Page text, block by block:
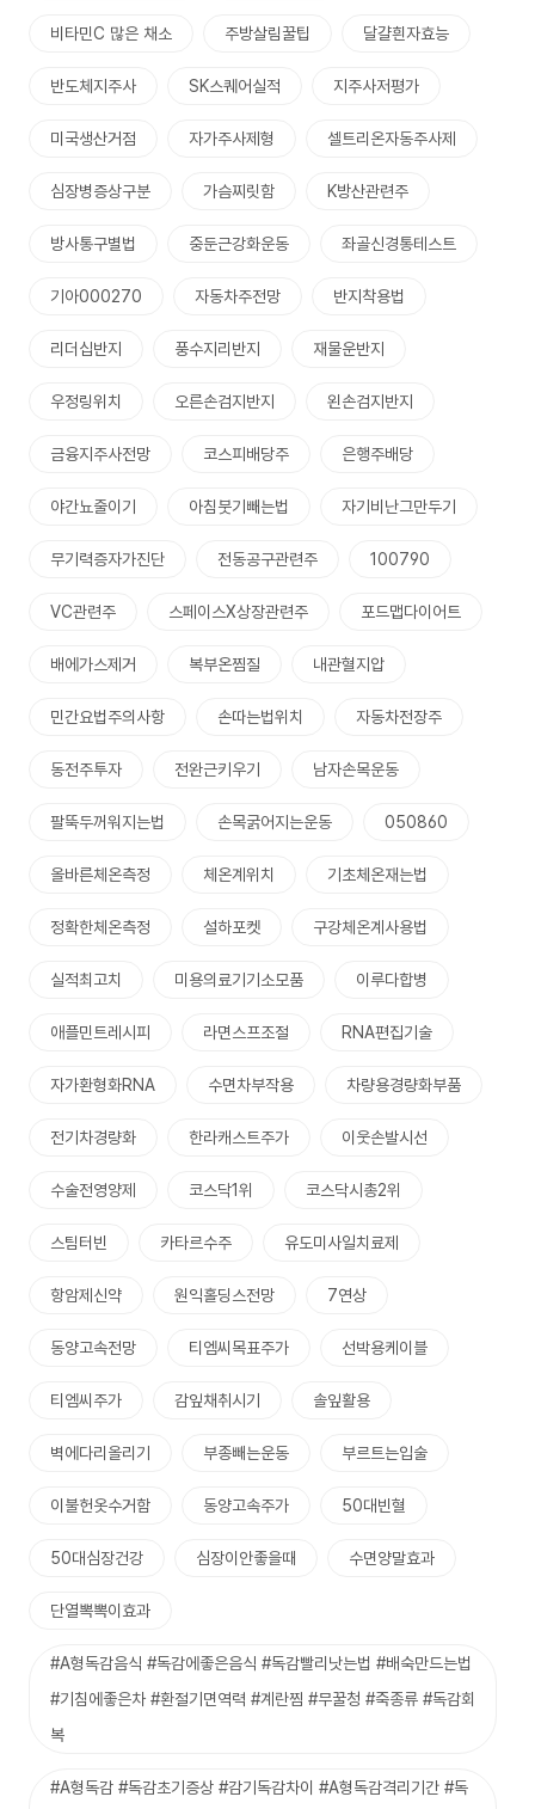
비타민C 많은 채소 주방살림꿀팁 달걀흰자효능
반도체지주사 SK스퀘어실적 지주사저평가
미국생산거점 자가주사제형 셀트리온자동주사제
심장병증상구분 가슴찌릿함 K방산관련주
방사통구별법 중둔근강화운동 좌골신경통테스트
기아000270 자동차주전망 반지착용법
리더십반지 풍수지리반지 재물운반지
우정링위치 오른손검지반지 왼손검지반지
금융지주사전망 코스피배당주 은행주배당
야간뇨줄이기 아침붓기빼는법 자기비난그만두기
무기력증자가진단 전동공구관련주 100790
VC관련주 스페이스X상장관련주 포드맵다이어트
배에가스제거 복부온찜질 내관혈지압
민간요법주의사항 손따는법위치 자동차전장주
동전주투자 전완근키우기 남자손목운동
팔뚝두꺼워지는법 손목굵어지는운동 050860
올바른체온측정 체온계위치 기초체온재는법
정확한체온측정 설하포켓 구강체온계사용법
실적최고치 미용의료기기소모품 이루다합병
애플민트레시피 라면스프조절 RNA편집기술
자가환형화RNA 수면차부작용 차량용경량화부품
전기차경량화 한라캐스트주가 이웃손발시선
수술전영양제 코스닥1위 코스닥시총2위
스팀터빈 카타르수주 유도미사일치료제
항암제신약 원익홀딩스전망 7연상
동양고속전망 티엠씨목표주가 선박용케이블
티엠씨주가 감잎채취시기 솔잎활용
벽에다리올리기 부종빼는운동 부르트는입술
이불헌옷수거함 동양고속주가 50대빈혈
50대심장건강 심장이안좋을때 수면양말효과
단열뽁뽁이효과
#A형독감음식 #독감에좋은음식 #독감빨리낫는법 #배숙만드는법
#기침에좋은차 #환절기면역력 #계란찜 #무꿀청 #죽종류 #독감회
복
#A형독감 #독감초기증상 #감기독감차이 #A형독감격리기간 #독